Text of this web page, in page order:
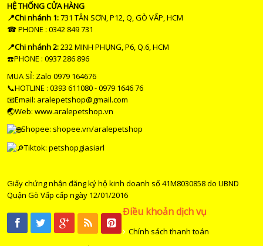
HỆ THỐNG CỬA HÀNG
📍Chi nhánh 1:731 TÂN SƠN, P12, Q, GÒ VẤP, HCM
☎ PHONE : 0342 849 731
📍Chi nhánh 2:232 MINH PHỤNG, P6, Q.6, HCM
☎️PHONE : 0937 286 896
MUA SỈ: Zalo 0979 164676
📞HOTLINE : 0393 611080 - 0979 1646 76
📧Email: aralepetshop@gmail.com
🌏Web: www.aralepetshop.vn
Shopee: shopee.vn/aralepetshop
Tiktok: petshopgiasiarl
Giấy chứng nhận đăng ký hộ kinh doanh số 41M8030858 do UBND
Quận Gò Vấp cấp ngày 12/01/2016
Điều khoản dịch vụ
Chính sách thanh toán